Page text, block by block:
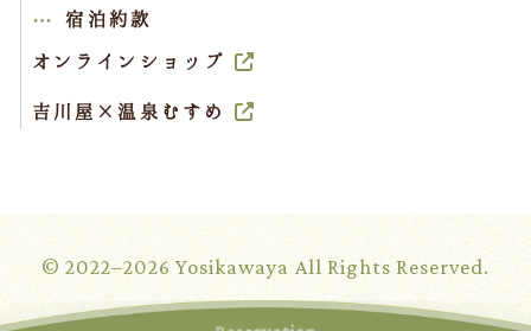
宿泊約款
オンラインショップ
吉川屋×温泉むすめ
© 2022–2026 Yosikawaya All Rights Reserved.